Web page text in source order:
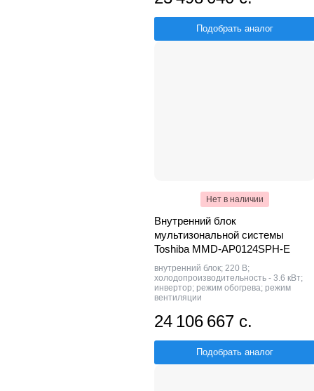
Подобрать аналог
Нет в наличии
Внутренний блок
мультизональной системы
Toshiba MMD-AP0124SPH-E
внутренний блок; 220 В;
холодопроизводительность - 3.6 кВт;
инвертор; режим обогрева; режим
вентиляции
24 106 667 с.
Подобрать аналог